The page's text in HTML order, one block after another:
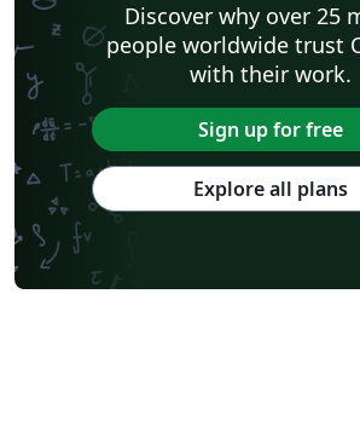
Discover why over 25
people worldwide trust
with their work.
Sign up for free
Explore all plans